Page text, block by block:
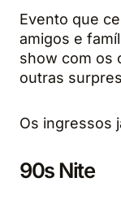
Evento que
amigos e
show com os
outras
Os ingressos
90s Nite